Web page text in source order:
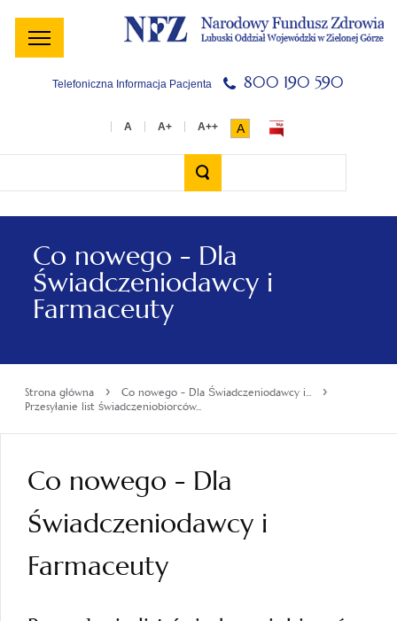
Menu
główne
Menu
lewe
Treść
główna
Szukaj
w
serwisie
Stopka
Telefoniczna Informacja Pacjenta 800 190 590
A
Co nowego - Dla
Świadczeniodawcy i
Farmaceuty
Strona główna › Co nowego - Dla Świadczeniodawcy i... ›
Przesyłanie list świadczeniobiorców...
Co nowego - Dla
Świadczeniodawcy i
Farmaceuty